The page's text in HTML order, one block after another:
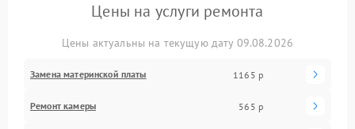
Цены на услуги ремонта
Цены актуальны на текущую дату 09.08.2026
Замена материнской платы 1165 р
Ремонт камеры 565 р